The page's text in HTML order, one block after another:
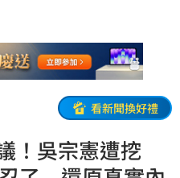
看新聞換好禮
！吳宗憲遭挖